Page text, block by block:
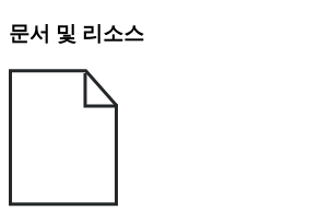
문서 및 리소스